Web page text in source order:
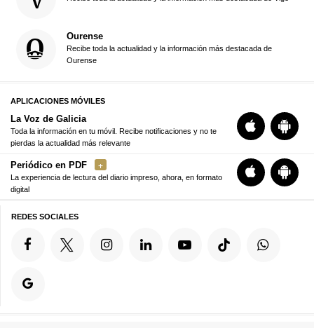
Ourense
Recibe toda la actualidad y la información más destacada de
Ourense
APLICACIONES MÓVILES
La Voz de Galicia
Toda la información en tu móvil. Recibe notificaciones y no te
pierdas la actualidad más relevante
Periódico en PDF
La experiencia de lectura del diario impreso, ahora, en formato
digital
REDES SOCIALES